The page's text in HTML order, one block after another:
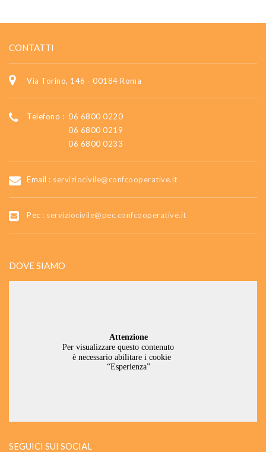
CONTATTI
Via Torino, 146 - 00184 Roma
Telefono : 06 6800 0220
06 6800 0219
06 6800 0233
Email : serviziocivile@confcooperative.it
Pec : serviziocivile@pec.confcooperative.it
DOVE SIAMO
SEGUICI SUI SOCIAL